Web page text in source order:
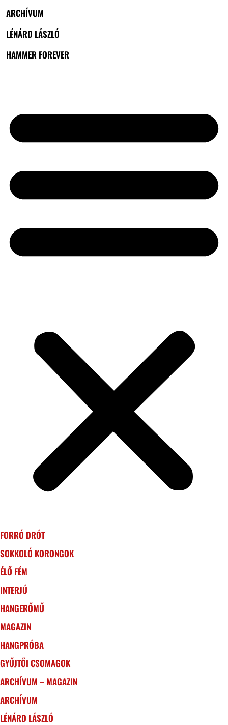
ARCHÍVUM
LÉNÁRD LÁSZLÓ
HAMMER FOREVER
FORRÓ DRÓT
SOKKOLÓ KORONGOK
ÉLŐ FÉM
INTERJÚ
HANGERŐMŰ
MAGAZIN
HANGPRÓBA
GYŰJTŐI CSOMAGOK
ARCHÍVUM – MAGAZIN
ARCHÍVUM
LÉNÁRD LÁSZLÓ